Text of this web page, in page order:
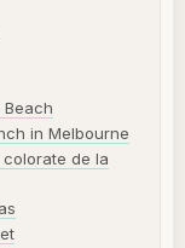
Beach
in Melbourne
de la